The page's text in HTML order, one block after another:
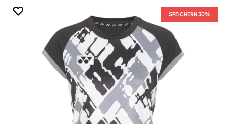
SPEICHERN 30%
SPEICHERN 30%